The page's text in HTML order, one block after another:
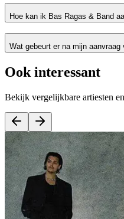
Hoe kan ik Bas Ragas & Band
Wat gebeurt er na mijn
Ook interessant
Bekijk vergelijkbare artiesten